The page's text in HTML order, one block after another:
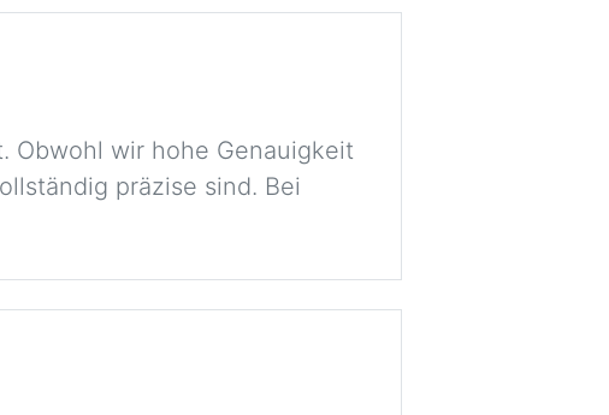
Obwohl wir hohe Genauigkeit
präzise sind. Bei